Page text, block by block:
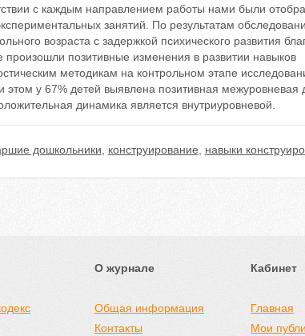
с каждым направлением работы нами были
занятий. По результатам
возраста с задержкой психического развития
позитивные изменения в развитии навыков
методикам на контрольном этапе
у 67% детей выявлена позитивная межуровневая
динамика является внутриуровневой.
дошкольники конструирование навыки
О журнале
Общая информация
Контакты
Кабинет
Главная
Мои